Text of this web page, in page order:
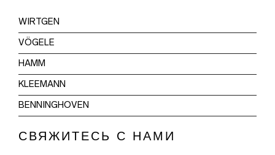
WIRTGEN
VÖGELE
HAMM
KLEEMANN
BENNINGHOVEN
СВЯЖИТЕСЬ С НАМИ